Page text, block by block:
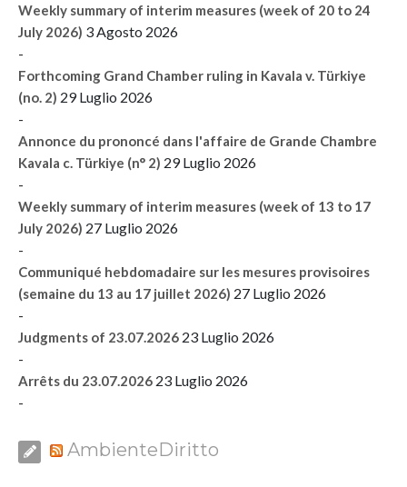
Weekly summary of interim measures (week of 20 to 24
July 2026) 3 Agosto 2026
-
Forthcoming Grand Chamber ruling in Kavala v. Türkiye
(no. 2) 29 Luglio 2026
-
Annonce du prononcé dans l'affaire de Grande Chambre
Kavala c. Türkiye (n° 2) 29 Luglio 2026
-
Weekly summary of interim measures (week of 13 to 17
July 2026) 27 Luglio 2026
-
Communiqué hebdomadaire sur les mesures provisoires
(semaine du 13 au 17 juillet 2026) 27 Luglio 2026
-
Judgments of 23.07.2026 23 Luglio 2026
-
Arrêts du 23.07.2026 23 Luglio 2026
-
AmbienteDiritto